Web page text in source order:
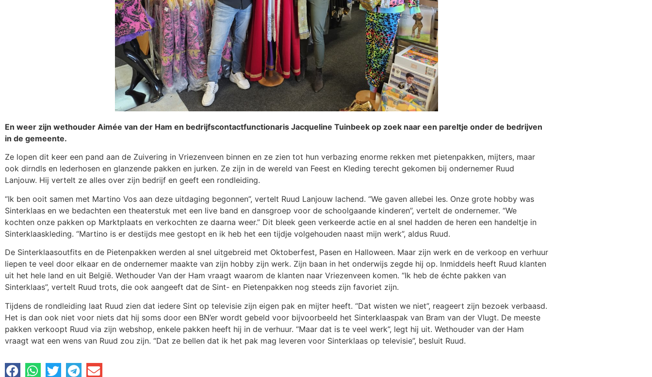
En weer zijn wethouder Aimée van der Ham en bedrijfscontactfunctionaris Jacqueline Tuinbeek op zoek naar een pareltje onder de bedrijven
in de gemeente.
Ze lopen dit keer een pand aan de Zuivering in Vriezenveen binnen en ze zien tot hun verbazing enorme rekken met pietenpakken, mijters, maar
ook dirndls en lederhosen en glanzende pakken en jurken. Ze zijn in de wereld van Feest en Kleding terecht gekomen bij ondernemer Ruud
Lanjouw. Hij vertelt ze alles over zijn bedrijf en geeft een rondleiding.
“Ik ben ooit samen met Martino Vos aan deze uitdaging begonnen”, vertelt Ruud Lanjouw lachend. “We gaven allebei les. Onze grote hobby was
Sinterklaas en we bedachten een theaterstuk met een live band en dansgroep voor de schoolgaande kinderen”, vertelt de ondernemer. “We
kochten onze pakken op Marktplaats en verkochten ze daarna weer.” Dit bleek geen verkeerde actie en al snel hadden de heren een handeltje in
Sinterklaaskleding. “Martino is er destijds mee gestopt en ik heb het een tijdje volgehouden naast mijn werk”, aldus Ruud.
De Sinterklaasoutfits en de Pietenpakken werden al snel uitgebreid met Oktoberfest, Pasen en Halloween. Maar zijn werk en de verkoop en verhuur
liepen te veel door elkaar en de ondernemer maakte van zijn hobby zijn werk. Zijn baan in het onderwijs zegde hij op. Inmiddels heeft Ruud klanten
uit het hele land en uit België. Wethouder Van der Ham vraagt waarom de klanten naar Vriezenveen komen. “Ik heb de échte pakken van
Sinterklaas”, vertelt Ruud trots, die ook aangeeft dat de Sint- en Pietenpakken nog steeds zijn favoriet zijn.
Tijdens de rondleiding laat Ruud zien dat iedere Sint op televisie zijn eigen pak en mijter heeft. “Dat wisten we niet”, reageert zijn bezoek verbaasd.
Het is dan ook niet voor niets dat hij soms door een BN’er wordt gebeld voor bijvoorbeeld het Sinterklaaspak van Bram van der Vlugt. De meeste
pakken verkoopt Ruud via zijn webshop, enkele pakken heeft hij in de verhuur. “Maar dat is te veel werk”, legt hij uit. Wethouder van der Ham
vraagt wat een wens van Ruud zou zijn. “Dat ze bellen dat ik het pak mag leveren voor Sinterklaas op televisie”, besluit Ruud.